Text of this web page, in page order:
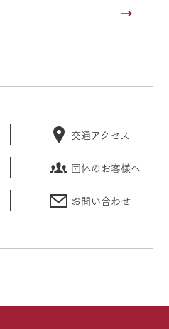
交通アクセス
団体のお客様へ
お問い合わせ